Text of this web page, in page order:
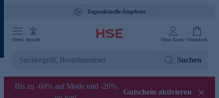
Gebührenfreie Hotline 0800 29 888 88
Tagesaktuelle Angebote
Menü Ansicht Mein Konto Warenkorb
Suchen
Bis zu -60% auf Mode und -20%
Gutschein aktivieren